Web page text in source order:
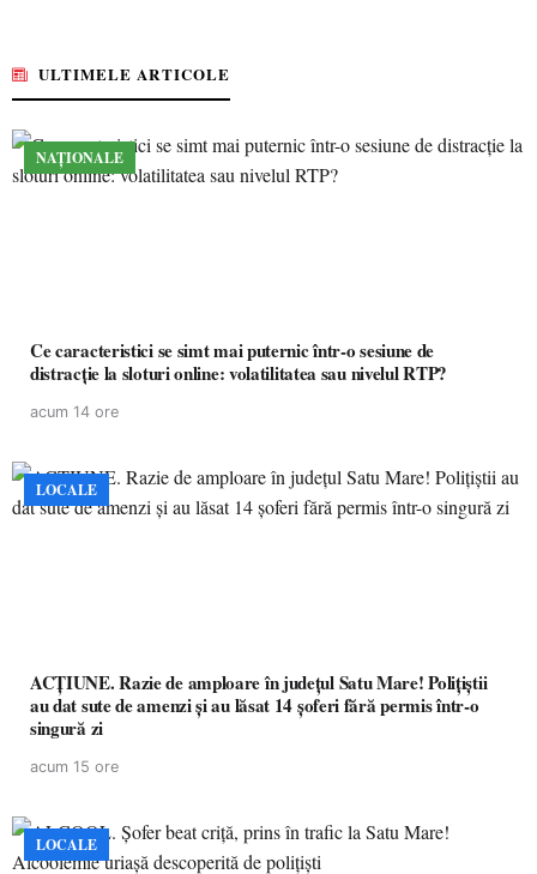
ULTIMELE ARTICOLE
NAȚIONALE
Ce caracteristici se simt mai puternic într-o sesiune de
distracție la sloturi online: volatilitatea sau nivelul RTP?
acum 14 ore
LOCALE
ACȚIUNE. Razie de amploare în județul Satu Mare! Polițiștii
au dat sute de amenzi și au lăsat 14 șoferi fără permis într-o
singură zi
acum 15 ore
LOCALE